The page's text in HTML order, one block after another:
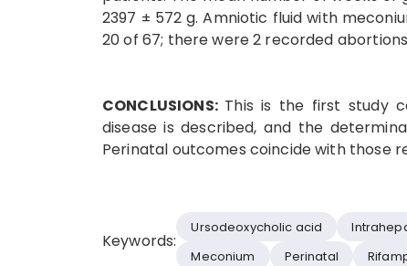
2397 ± 572 g. Amniotic fluid with
20 of 67; there were 2 recorded
CONCLUSIONS: This is the first study
disease is described, and the
Perinatal outcomes coincide with those
Keywords:
Ursodeoxycholic acid
Meconium
Perinatal